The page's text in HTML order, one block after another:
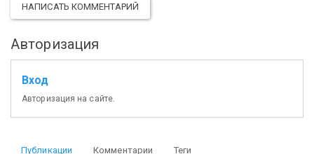
НАПИСАТЬ КОММЕНТАРИЙ
Авторизация
Вход
Авторизация на сайте.
Публикации Комментарии Теги